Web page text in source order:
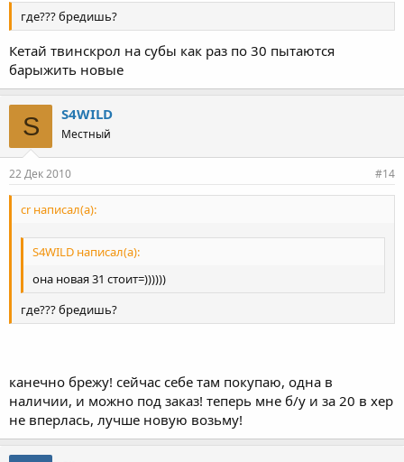
где??? бредишь?
Кетай твинскрол на субы как раз по 30 пытаются
барыжить новые
S S4WILD
Местный
22 Дек 2010 #14
cr написал(а):
S4WILD написал(а):
она новая 31 стоит=))))))
где??? бредишь?
канечно брежу! сейчас себе там покупаю, одна в
наличии, и можно под заказ! теперь мне б/у и за 20 в хер
не вперлась, лучше новую возьму!